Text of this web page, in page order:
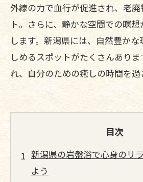
外線の力で血行が促進され、老
ト。さらに、静かな空間での瞑
します。新潟県には、自然豊か
しめるスポットがたくさんあり
れ、自分のための癒しの時間を過
目次
新潟県の岩盤浴で心身のリ
よう